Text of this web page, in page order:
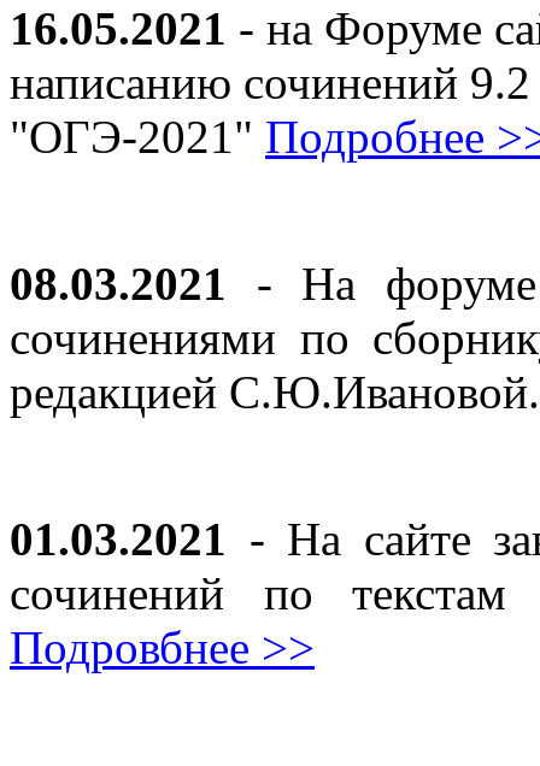
16.05.2021 - на Форуме
написанию сочинений
"ОГЭ-2021" Подробнее
08.03.2021 - На форуме
сочинениями по
редакцией
01.03.2021 - На сайте
сочинений по
Подровбнее >>